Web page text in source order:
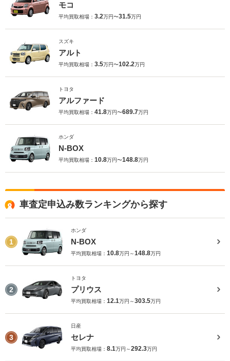
モコ
平均買取相場： 3.2万円〜31.5万円
スズキ
アルト
平均買取相場： 3.5万円〜102.2万円
トヨタ
アルファード
平均買取相場： 41.8万円〜689.7万円
ホンダ
N-BOX
平均買取相場： 10.8万円〜148.8万円
車査定申込み数ランキングから探す
1
ホンダ
N-BOX
平均買取相場： 10.8万円～148.8万円
2
トヨタ
プリウス
平均買取相場： 12.1万円～303.5万円
3
日産
セレナ
平均買取相場： 8.1万円～292.3万円